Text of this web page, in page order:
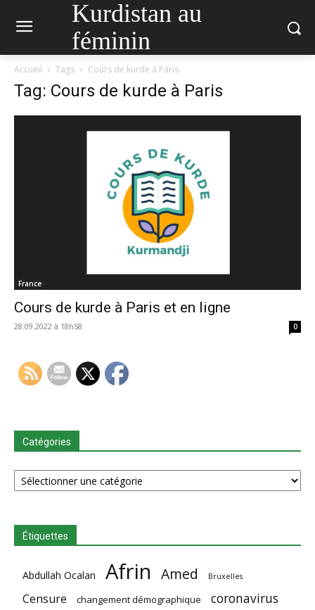
Kurdistan au
féminin
Accueil Tags Cours de kurde à Paris
Tag: Cours de kurde à Paris
France
Cours de kurde à Paris et en ligne
28.09.2022 à 18h58 0
Catégories
Catégories
Étiquettes
Abdullah Ocalan Afrin Amed Bruxelles
Censure changement démographique coronavirus